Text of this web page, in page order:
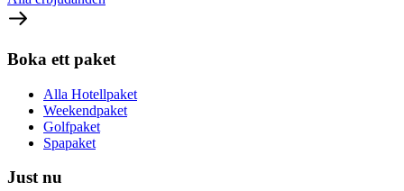
Boka ett paket
Alla Hotellpaket
Weekendpaket
Golfpaket
Spapaket
Just nu